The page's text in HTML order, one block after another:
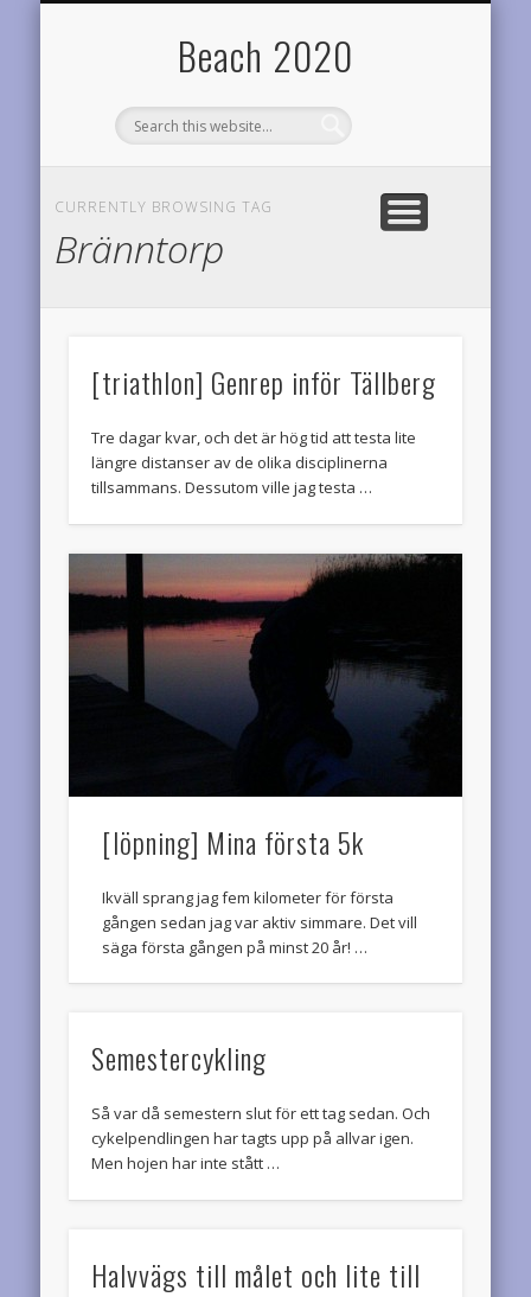
Beach 2020
CURRENTLY BROWSING TAG
Bränntorp
[triathlon] Genrep inför Tällberg
Tre dagar kvar, och det är hög tid att testa lite
längre distanser av de olika disciplinerna
tillsammans. Dessutom ville jag testa …
[löpning] Mina första 5k
Ikväll sprang jag fem kilometer för första
gången sedan jag var aktiv simmare. Det vill
säga första gången på minst 20 år! …
Semestercykling
Så var då semestern slut för ett tag sedan. Och
cykelpendlingen har tagts upp på allvar igen.
Men hojen har inte stått …
Halvvägs till målet och lite till